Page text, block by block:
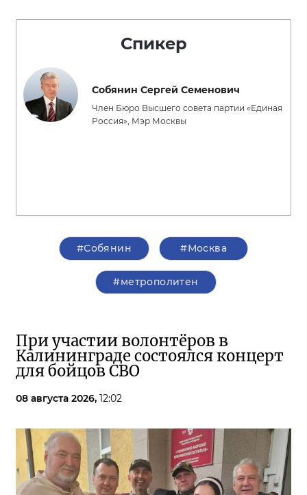
Спикер
Собянин Сергей Семенович
Член Бюро Высшего совета партии «Единая
Россия», Мэр Москвы
#Собянин #Москва
#метрополитен
При участии волонтёров в
Калининграде состоялся концерт
для бойцов СВО
08 августа 2026, 12:02